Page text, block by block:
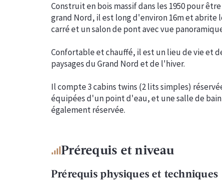
Construit en bois massif dans les 1950 pour
grand Nord, il est long d'environ 16m et abrite
carré et un salon de pont avec vue
Confortable et chauffé, il est un lieu de vie et
paysages du Grand Nord et de l'hiver.
Il compte 3 cabins twins (2 lits simples)
équipées d'un point d'eau, et une salle de
également réservée.
Prérequis et niveau
Prérequis physiques et techniques